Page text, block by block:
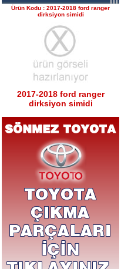
Ürün Kodu : 2017-2018 ford ranger
dirksiyon simidi
2017-2018 ford ranger
dirksiyon simidi
sol tabla
2017-2018 ford ranger sağ
sol tabla
Ürün Kodu : 2017-2018 ford ranger arka